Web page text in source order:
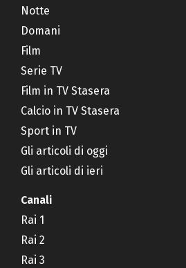
Notte
Domani
Film
Serie TV
Film in TV Stasera
Calcio in TV Stasera
Sport in TV
Gli articoli di oggi
Gli articoli di ieri
Canali
Rai 1
Rai 2
Rai 3